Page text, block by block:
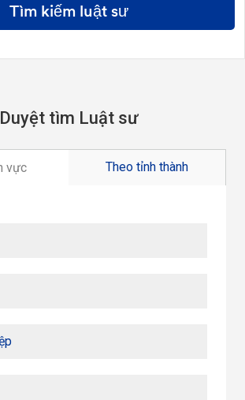
Tìm kiếm luật sư
Duyệt tìm Luật sư
vực Theo tỉnh thành